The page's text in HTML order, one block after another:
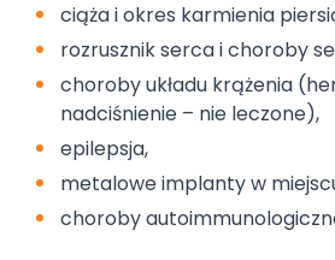
ciąża i okres karmienia
rozrusznik serca i choroby
choroby układu krążenia
nadciśnienie – nie leczone),
epilepsja,
metalowe implanty w
choroby